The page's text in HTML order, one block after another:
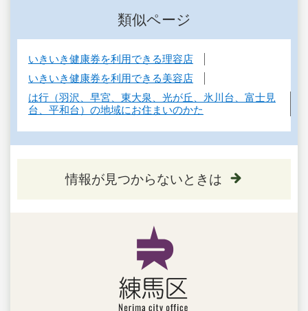
類似ページ
いきいき健康券を利用できる理容店
いきいき健康券を利用できる美容店
は行（羽沢、早宮、東大泉、光が丘、氷川台、富士見
台、平和台）の地域にお住まいのかた
情報が見つからないときは